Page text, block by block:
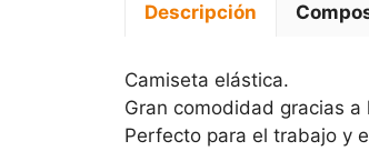
Descripción
Camiseta elástica.
Gran comodidad gracias
Perfecto para el trabajo y